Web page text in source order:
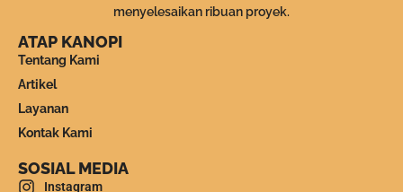
menyelesaikan ribuan proyek.
ATAP KANOPI
Tentang Kami
Artikel
Layanan
Kontak Kami
SOSIAL MEDIA
Instagram